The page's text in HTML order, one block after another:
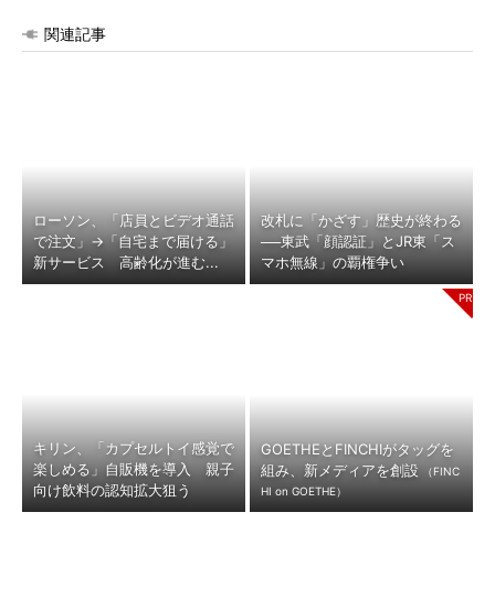
関連記事
ローソン、「店員とビデオ通話
で注文」→「自宅まで届ける」
新サービス 高齢化が進む...
改札に「かざす」歴史が終わる
──東武「顔認証」とJR東「ス
マホ無線」の覇権争い
キリン、「カプセルトイ感覚で
楽しめる」自販機を導入 親子
向け飲料の認知拡大狙う
GOETHEとFINCHIがタッグを
組み、新メディアを創設
（FINC
HI on GOETHE）